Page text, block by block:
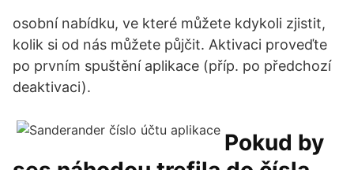
osobní nabídku, ve které můžete kdykoli zjistit,
kolik si od nás můžete půjčit. Aktivaci proveďte
po prvním spuštění aplikace (příp. po předchozí
deaktivaci).
Pokud by